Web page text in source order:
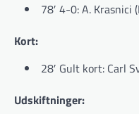
78′ 4-0: A. Krasnici
Kort:
28′ Gult kort: Carl
Udskiftninger: